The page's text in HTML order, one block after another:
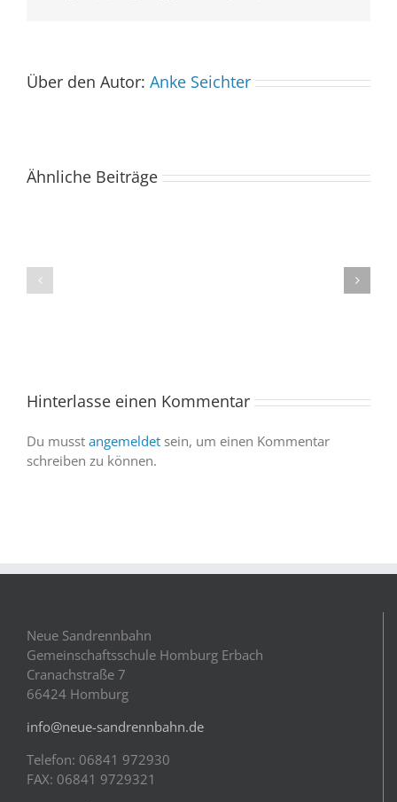
Über den Autor: Anke Seichter
Ähnliche Beiträge
dabei
Tauschbasar
Hinterlasse einen Kommentar
Du musst angemeldet sein, um einen Kommentar
schreiben zu können.
Neue Sandrennbahn
Gemeinschaftsschule Homburg Erbach
Cranachstraße 7
66424 Homburg
info@neue-sandrennbahn.de
Telefon: 06841 972930
FAX: 06841 9729321